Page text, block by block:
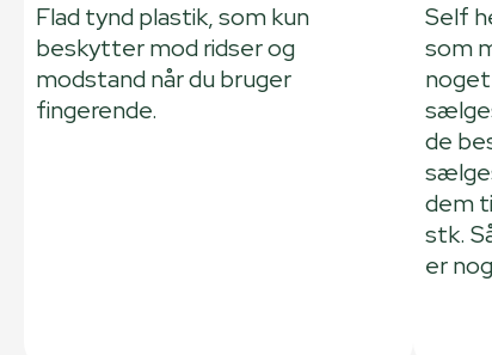
Flad tynd plastik, som kun
beskytter mod ridser og
modstand når du bruger
fingerende.
Self
som
de
dem
stk.
er